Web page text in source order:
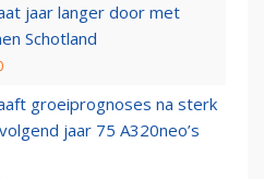
jaar langer door met
Schotland
groeiprognoses na sterk
jaar 75 A320neo’s